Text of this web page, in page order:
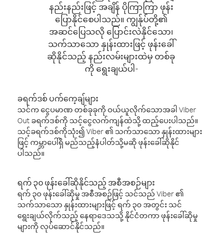
နည်းနည်းဖြင့် အချိန် ပိုကြာကြာ ဖုန်း
ပြောနိုင်စေပါသည်။ ကျွန်ုပ်တို့၏
အဆင်ပြေသလို ပြောင်းလဲနိုင်သော၊
သက်သာသော နှုန်းထားဖြင့် ဖုန်းခေါ်
ဆိုနိုင်သည့် နည်းလမ်းများထဲမှ တစ်ခု
ကို ရွေးချယ်ပါ-
ခရက်ဒစ် ပက်ကေ့ချ်များ
သင်က ငွေပမာဏ တစ်ခုခုကို ဝယ်ယူလိုက်သောအခါ Viber
Out ခရက်ဒစ်ကို သင့်ငွေလက်ကျန်ထဲသို့ ထည့်ပေးပါသည်။
သင့်ခရက်ဒစ်ကိုသုံး၍ Viber ၏ သက်သာသော နှုန်းထားများ
ဖြင့် ကမ္ဘာပေါ်ရှိ မည်သည့်နံပါတ်သို့မဆို ဖုန်းခေါ်ဆိုနိုင်
ပါသည်။
ရက် ၃၀ ဖုန်းခေါ်ဆိုနိုင်သည့် အစီအစဉ်များ
ရက် ၃၀ ဖုန်းခေါ်ဆိုမှု အစီအစဉ်ဖြင့် သင်သည် Viber ၏
သက်သာသော နှုန်းထားများဖြင့် ရက် ၃၀ အတွင်း သင်
ရွေးချယ်လိုက်သည့် နေရာဒေသသို့ နိုင်ငံတကာ ဖုန်းခေါ်ဆိုမှု
များကို လုပ်ဆောင်နိုင်သည်။